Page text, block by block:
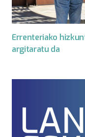
Errenteriako
argitaratu da